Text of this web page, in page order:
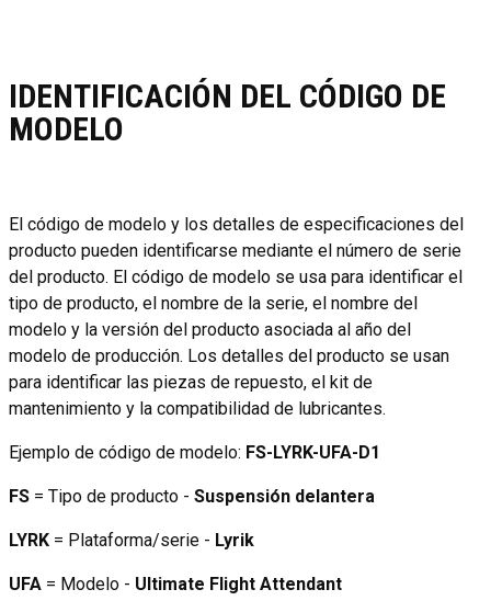
IDENTIFICACIÓN DEL CÓDIGO DE
MODELO
El código de modelo y los detalles de especificaciones del
producto pueden identificarse mediante el número de serie
del producto. El código de modelo se usa para identificar el
tipo de producto, el nombre de la serie, el nombre del
modelo y la versión del producto asociada al año del
modelo de producción. Los detalles del producto se usan
para identificar las piezas de repuesto, el kit de
mantenimiento y la compatibilidad de lubricantes.
Ejemplo de código de modelo: FS-LYRK-UFA-D1
FS = Tipo de producto - Suspensión delantera
LYRK = Plataforma/serie - Lyrik
UFA = Modelo - Ultimate Flight Attendant